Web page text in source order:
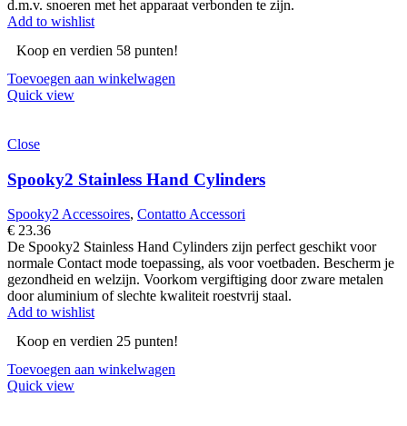
d.m.v. snoeren met het apparaat verbonden te zijn.
Add to wishlist
Koop en verdien 58 punten!
Toevoegen aan winkelwagen
Quick view
Close
Spooky2 Stainless Hand Cylinders
Spooky2 Accessoires, Contatto Accessori
€ 23.36
De Spooky2 Stainless Hand Cylinders zijn perfect geschikt voor
normale Contact mode toepassing, als voor voetbaden. Bescherm je
gezondheid en welzijn. Voorkom vergiftiging door zware metalen
door aluminium of slechte kwaliteit roestvrij staal.
Add to wishlist
Koop en verdien 25 punten!
Toevoegen aan winkelwagen
Quick view